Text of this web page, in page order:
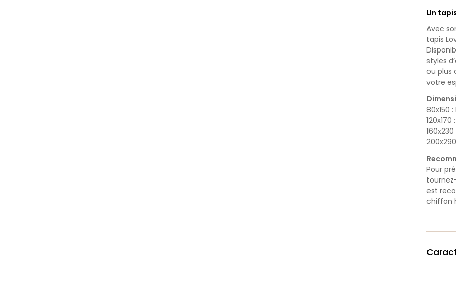
Un
Avec
tapis
styles
ou plus
votre
80x150
120x170
160x230
Pour
est
chiffon